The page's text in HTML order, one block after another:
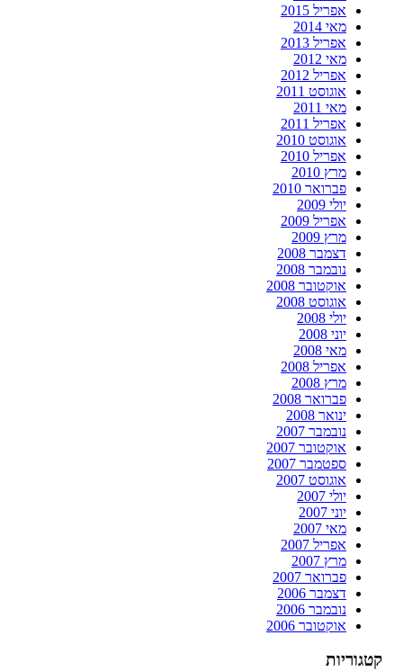
אפריל 2015
מאי 2014
אפריל 2013
מאי 2012
אפריל 2012
אוגוסט 2011
מאי 2011
אפריל 2011
אוגוסט 2010
אפריל 2010
מרץ 2010
פברואר 2010
יולי 2009
אפריל 2009
מרץ 2009
דצמבר 2008
נובמבר 2008
אוקטובר 2008
אוגוסט 2008
יולי 2008
יוני 2008
מאי 2008
אפריל 2008
מרץ 2008
פברואר 2008
ינואר 2008
נובמבר 2007
אוקטובר 2007
ספטמבר 2007
אוגוסט 2007
יולי 2007
יוני 2007
מאי 2007
אפריל 2007
מרץ 2007
פברואר 2007
דצמבר 2006
נובמבר 2006
אוקטובר 2006
קטגוריות